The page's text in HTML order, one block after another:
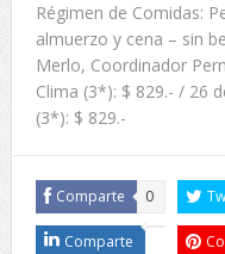
Régimen de Comidas:
almuerzo y cena – sin
Merlo, Coordinador
Clima (3*): $ 829.- / 26
(3*): $ 829.-
Comparte 0
Comparte